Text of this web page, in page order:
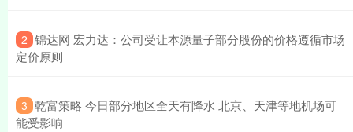
2 ​锦达网 宏力达：公司受让本源量子部分股份的价格遵循市场
定价原则
3 ​乾富策略 今日部分地区全天有降水 北京、天津等地机场可
能受影响